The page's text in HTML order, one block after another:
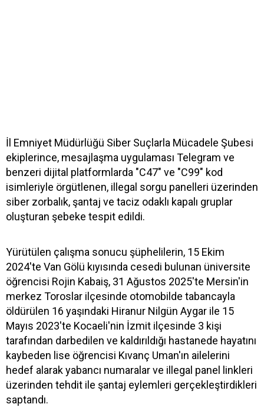
İl Emniyet Müdürlüğü Siber Suçlarla Mücadele Şubesi
ekiplerince, mesajlaşma uygulaması Telegram ve
benzeri dijital platformlarda "C47" ve "C99" kod
isimleriyle örgütlenen, illegal sorgu panelleri üzerinden
siber zorbalık, şantaj ve taciz odaklı kapalı gruplar
oluşturan şebeke tespit edildi.
Yürütülen çalışma sonucu şüphelilerin, 15 Ekim
2024'te Van Gölü kıyısında cesedi bulunan üniversite
öğrencisi Rojin Kabaiş, 31 Ağustos 2025'te Mersin'in
merkez Toroslar ilçesinde otomobilde tabancayla
öldürülen 16 yaşındaki Hiranur Nilgün Aygar ile 15
Mayıs 2023'te Kocaeli'nin İzmit ilçesinde 3 kişi
tarafından darbedilen ve kaldırıldığı hastanede hayatını
kaybeden lise öğrencisi Kıvanç Uman'ın ailelerini
hedef alarak yabancı numaralar ve illegal panel linkleri
üzerinden tehdit ile şantaj eylemleri gerçekleştirdikleri
saptandı.